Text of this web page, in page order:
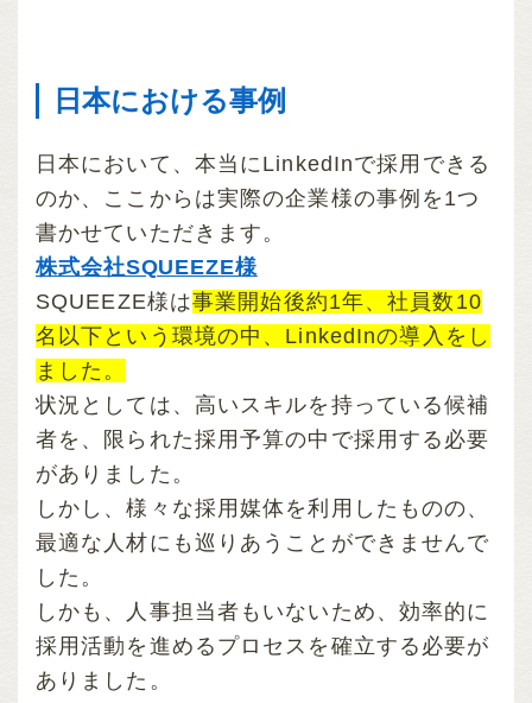
日本における事例
日本において、本当にLinkedInで採用できる
のか、ここからは実際の企業様の事例を1つ
書かせていただきます。
株式会社SQUEEZE様
SQUEEZE様は事業開始後約1年、社員数10
名以下という環境の中、LinkedInの導入をし
ました。
状況としては、高いスキルを持っている候補
者を、限られた採用予算の中で採用する必要
がありました。
しかし、様々な採用媒体を利用したものの、
最適な人材にも巡りあうことができませんで
した。
しかも、人事担当者もいないため、効率的に
採用活動を進めるプロセスを確立する必要が
ありました。